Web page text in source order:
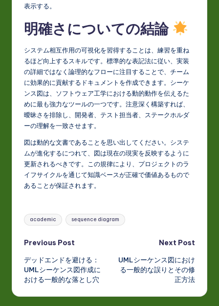
表示する。
明確さについての結論
システム相互作用の可視化を習得することは、練習を重ね
るほど向上するスキルです。標準的な表記法に従い、実装
の詳細ではなく論理的なフローに注目することで、チーム
に効果的に貢献するドキュメントを作成できます。シーケ
ンス図は、ソフトウェア工学における動的動作を伝えるた
めに最も強力なツールの一つです。注意深く構築すれば、
曖昧さを排除し、開発者、テスト担当者、ステークホルダ
ーの理解を一致させます。
図は動的な文書であることを思い出してください。システ
ムが進化するにつれて、図は現在の現実を反映するように
更新されるべきです。この規律により、プロジェクトのラ
イフサイクルを通じて知識ベースが正確で価値あるもので
あることが保証されます。
Tags:
academic sequence diagram
Post
navigation
Previous Post
デッドエンドを避ける：
UMLシーケンス図作成に
おける一般的な落とし穴
Next Post
UMLシーケンス図におけ
る一般的な誤りとその修
正方法